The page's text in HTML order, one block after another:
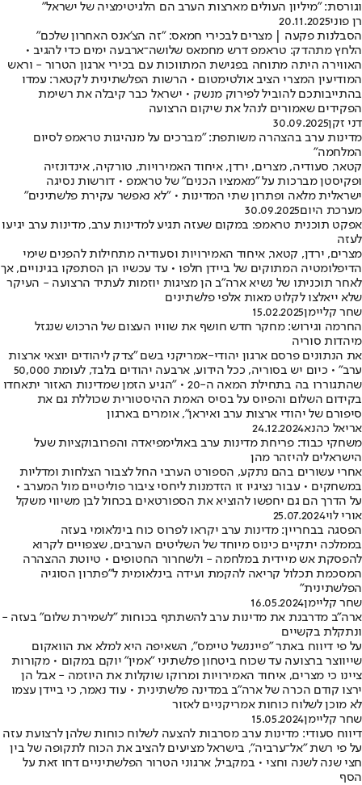
וגורסת: "מיליון העולים מארצות הערב הם הלגיטימציה של ישראל"
רן פוני20.11.2025
הסבלנות פקעה | מצרים לבכירי חמאס: "זה הצ'אנס האחרון שלכם"
הלחץ מתהדק: טראמפ דרש מחמאס שלושה־ארבעה ימים כדי להגיב •
האווירה היתה מתוחה בפגישת המתווכות עם בכירי ארגון הטרור - וראש
המודיעין המצרי הציב אולטימטום • הרשות הפלשתינית לקטאר: עמדו
בהתייבותכם להוביל לפירוק מנשק • ישראל כבר קיבלה את רשימת
הפקידים שאמורים לנהל את שיקום הרצועה
דני זקן30.09.2025
מדינות ערב בהצהרה משותפת: "מברכים על מנהיגות טראמפ לסיום
המלחמה"
קטאר, סעודיה, מצרים, ירדן, איחוד האמירויות, טורקיה, אינדונזיה
ופקיסטן מברכות על "מאמציו הכנים" של טראמפ • דורשות נסיגה
ישראלית מלאה ופתרון שתי המדינות • "לא נאפשר עקירת פלשתינים"
מערכת היום30.09.2025
אפקט תוכנית טראמפ: במקום שעזה תגיע למדינות ערב, מדינות ערב יגיעו
לעזה
מצרים, ירדן, קטאר, איחוד האמירויות וסעודיה מתחילות להפנים שימי
הדיפלומטיה המתוקים של ביידן חלפו • עד עכשיו הן הסתפקו בגינויים, אך
לאחר תוכניתו של נשיא ארה"ב הן מציגות יוזמות לעתיד הרצועה - העיקר
שלא ייאלצו לקלוט מאות אלפי פלשתינים
שחר קליימן15.02.2025
החרמה וגירוש: מחקר חדש חושף את שוויו העצום של הרכוש שנגזל
מיהדות סוריה
את הנתונים פרסם ארגון יהודי-אמריקני בשם "צדק ליהודים יוצאי ארצות
ערב" • כיום יש בסוריה, ככל הידוע, ארבעה יהודים בלבד, לעומת 50,000
שהתגוררו בה בתחילת המאה ה-20 • "הגיע הזמן שמדינות האזור יתאחדו
בקידום השלום והפיוס על בסיס האמת ההיסטורית שכוללת גם את
סיפורם של יהודי ארצות ערב ואיראן", אומרים בארגון
אריאל כהנא24.12.2024
משחקי כבוד: פריחת מדינות ערב באולימפיאדה והפרובוקציות שעל
הישראלים להיזהר מהן
אחרי עשורים בהם נתקע, הספורט הערבי החל לצבור הצלחות ומדליות
במשחקים • עבור נציגיו זו הזדמנות ליחסי ציבור פוליטיים מול המערב •
על הדרך הם גם יחפשו להוציא את הספורטאים בכחול לבן משיווי משקל
אורי לוי25.07.2024
הפסגה בבחריין: מדינות ערב יקראו לפרוס כוח בינלאומי בעזה
בממלכה יתקיים כינוס מיוחד של השליטים הערבים, שצפויים לקרוא
להפסקת אש מיידית במלחמה - ולשחרור החטופים • טיוטת ההצהרה
המסכמת תכלול קריאה להקמת ועידה בינלאומית ל"פתרון הסוגיה
הפלשתינית"
שחר קליימן16.05.2024
ארה"ב מדרבנת את מדינות ערב להשתתף בכוחות "לשמירת שלום" בעזה -
ונתקלת בקשיים
על פי דיווח באתר "פייננשל טיימס", השאיפה היא למלא את הוואקום
שייווצר ברצועה עד שכוח ביטחון פלשתיני "אמין" יוקם במקום • מקורות
ציינו כי מצרים, איחוד האמירויות ומרוקו שוקלות את היוזמה - אבל הן
ירצו קודם הכרה של ארה"ב במדינה פלשתינית • עוד נאמר, כי ביידן עצמו
לא מוכן לשלוח כוחות אמריקניים לאזור
שחר קליימן15.05.2024
דיווח סעודי: מדינות ערב מסרבות להצעה לשלוח כוחות שלהן לרצועת עזה
על פי רשת "אל־ערביה", בישראל מציעים להציב את הכוח לתקופה של בין
חצי שנה לשנה וחצי • במקביל, ארגוני הטרור הפלשתיניים דחו זאת על
הסף